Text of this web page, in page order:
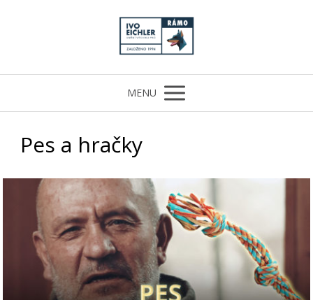
MENU
Pes a hračky